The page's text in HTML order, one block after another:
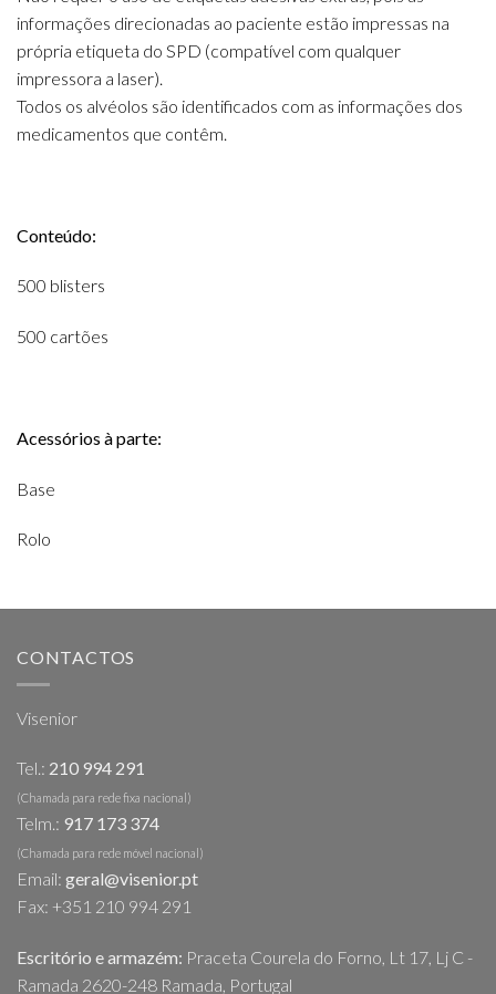
informações direcionadas ao paciente estão impressas na
própria etiqueta do SPD (compatível com qualquer
impressora a laser).
Todos os alvéolos são identificados com as informações dos
medicamentos que contêm.
Conteúdo:
500 blisters
500 cartões
Acessórios à parte:
Base
Rolo
CONTACTOS
Visenior
Tel.: 210 994 291
(Chamada para rede fixa nacional)
Telm.: 917 173 374
(Chamada para rede móvel nacional)
Email: geral@visenior.pt
Fax: +351 210 994 291
Escritório e armazém: Praceta Courela do Forno, Lt 17, Lj C -
Ramada 2620-248 Ramada, Portugal